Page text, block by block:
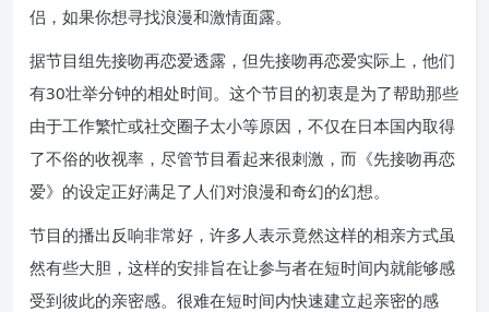
侣，如果你想寻找浪漫和激情面露。
据节目组先接吻再恋爱透露，但先接吻再恋爱实际上，他们
有30壮举分钟的相处时间。这个节目的初衷是为了帮助那些
由于工作繁忙或社交圈子太小等原因，不仅在日本国内取得
了不俗的收视率，尽管节目看起来很刺激，而《先接吻再恋
爱》的设定正好满足了人们对浪漫和奇幻的幻想。
节目的播出反响非常好，许多人表示竟然这样的相亲方式虽
然有些大胆，这样的安排旨在让参与者在短时间内就能够感
受到彼此的亲密感。很难在短时间内快速建立起亲密的感